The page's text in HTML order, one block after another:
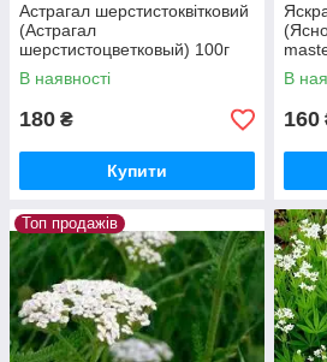
Астрагал шерстистоквітковий
(Астрагал
шерстистоцветковый) 100г
master sem
В наявності
180 ₴
Купити
В
160
Топ продажів